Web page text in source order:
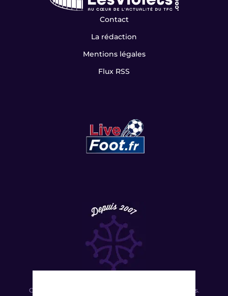
Contact
La rédaction
Mentions légales
Flux RSS
Copyright 2022 LesViolets.Com - Tous droits réservés.